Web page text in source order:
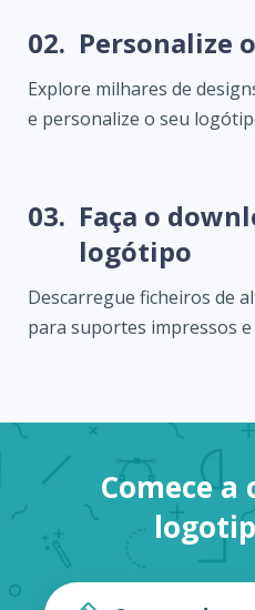
02. Personalize
Explore milhares de
e personalize o seu
03. Faça o
logótipo
Descarregue ficheiros de
para suportes impressos e
Comece a